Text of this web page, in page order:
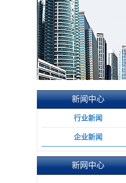
新闻中心
行业新闻
企业新闻
新网中心